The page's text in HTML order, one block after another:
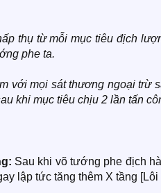
thụ từ mỗi mục tiêu địch
phe ta.
với mọi sát thương ngoại trừ
khi mục tiêu chịu 2 lần tấn
Sau khi võ tướng phe địch
lập tức tăng thêm X tầng